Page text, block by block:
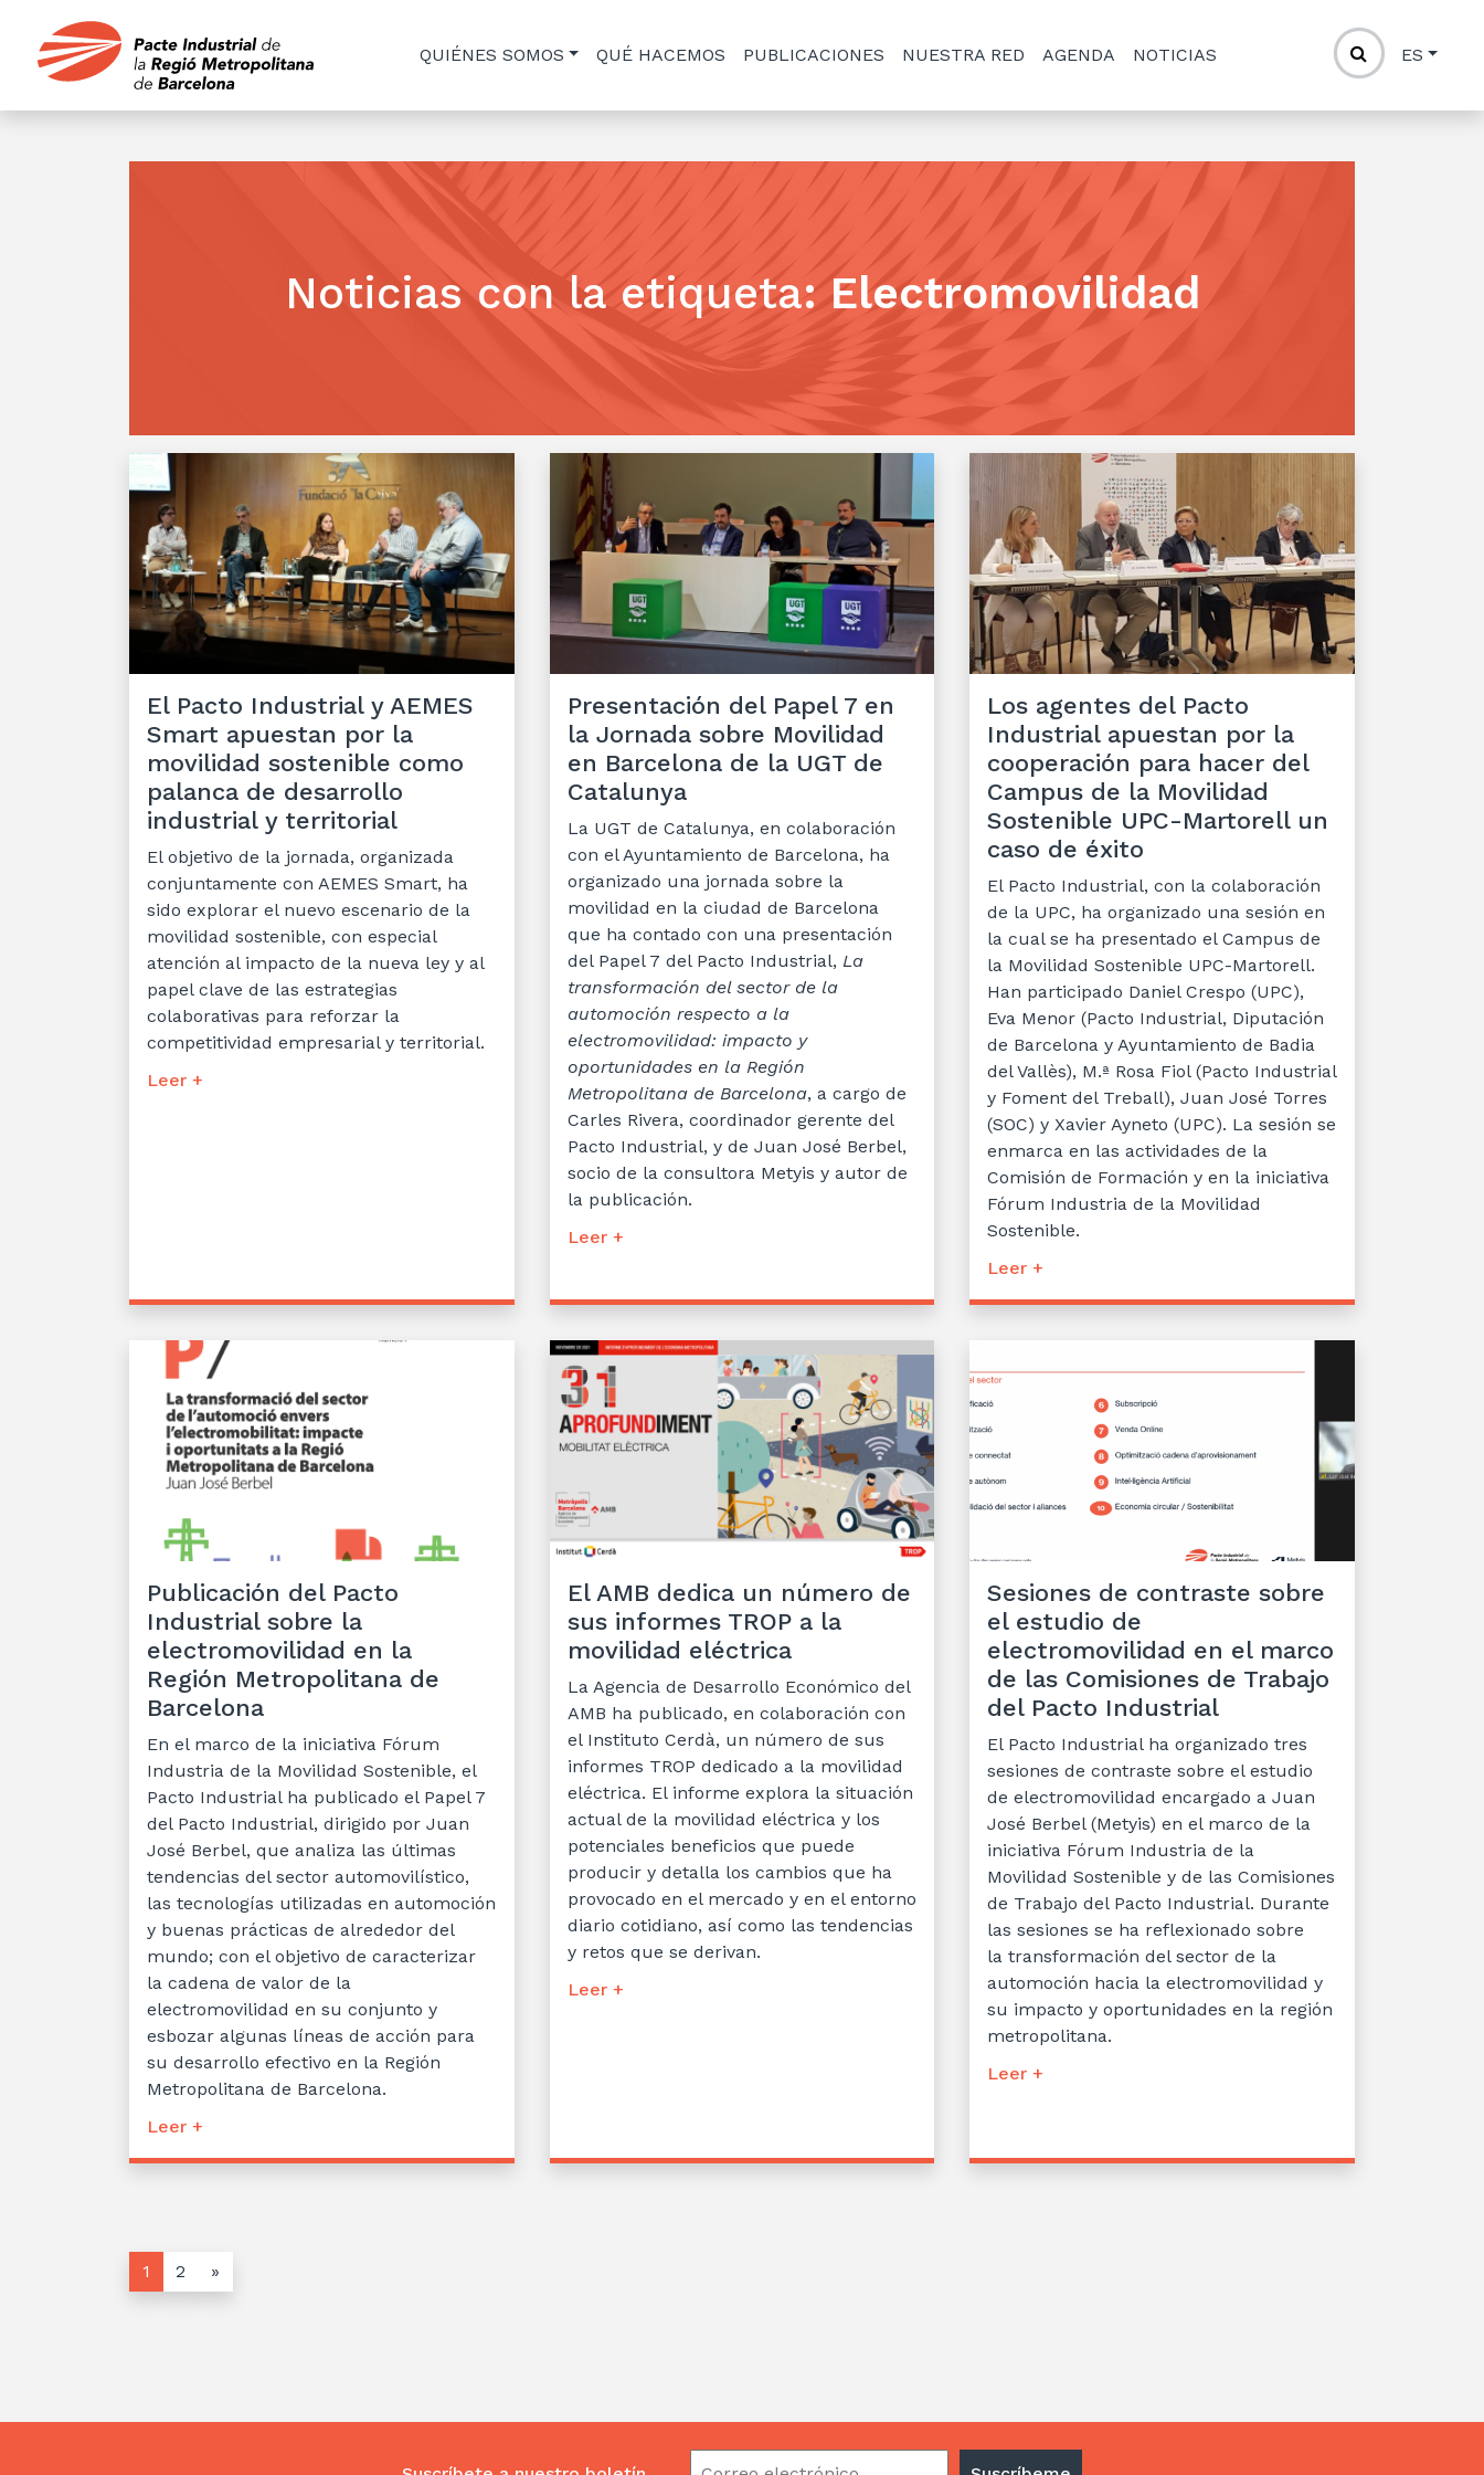
QUIÉNES SOMOS QUÉ HACEMOS PUBLICACIONES NUESTRA RED AGENDA NOTICIAS ES
Noticias con la etiqueta: Electromovilidad
El Pacto Industrial y AEMES
Smart apuestan por la
movilidad sostenible como
palanca de desarrollo
industrial y territorial
El objetivo de la jornada, organizada
conjuntamente con AEMES Smart, ha
sido explorar el nuevo escenario de la
movilidad sostenible, con especial
atención al impacto de la nueva ley y al
papel clave de las estrategias
colaborativas para reforzar la
competitividad empresarial y territorial.
Leer +
Presentación del Papel 7 en
la Jornada sobre Movilidad
en Barcelona de la UGT de
Catalunya
La UGT de Catalunya, en colaboración
con el Ayuntamiento de Barcelona, ha
organizado una jornada sobre la
movilidad en la ciudad de Barcelona
que ha contado con una presentación
del Papel 7 del Pacto Industrial, La
transformación del sector de la
automoción respecto a la
electromovilidad: impacto y
oportunidades en la Región
Metropolitana de Barcelona, a cargo de
Carles Rivera, coordinador gerente del
Pacto Industrial, y de Juan José Berbel,
socio de la consultora Metyis y autor de
la publicación.
Leer +
Los agentes del Pacto
Industrial apuestan por la
cooperación para hacer del
Campus de la Movilidad
Sostenible UPC-Martorell un
caso de éxito
El Pacto Industrial, con la colaboración
de la UPC, ha organizado una sesión en
la cual se ha presentado el Campus de
la Movilidad Sostenible UPC-Martorell.
Han participado Daniel Crespo (UPC),
Eva Menor (Pacto Industrial, Diputación
de Barcelona y Ayuntamiento de Badia
del Vallès), M.ª Rosa Fiol (Pacto Industrial
y Foment del Treball), Juan José Torres
(SOC) y Xavier Ayneto (UPC). La sesión se
enmarca en las actividades de la
Comisión de Formación y en la iniciativa
Fórum Industria de la Movilidad
Sostenible.
Leer +
Publicación del Pacto
Industrial sobre la
electromovilidad en la
Región Metropolitana de
Barcelona
En el marco de la iniciativa Fórum
Industria de la Movilidad Sostenible, el
Pacto Industrial ha publicado el Papel 7
del Pacto Industrial, dirigido por Juan
José Berbel, que analiza las últimas
tendencias del sector automovilístico,
las tecnologías utilizadas en automoción
y buenas prácticas de alrededor del
mundo; con el objetivo de caracterizar
la cadena de valor de la
electromovilidad en su conjunto y
esbozar algunas líneas de acción para
su desarrollo efectivo en la Región
Metropolitana de Barcelona.
Leer +
El AMB dedica un número de
sus informes TROP a la
movilidad eléctrica
La Agencia de Desarrollo Económico del
AMB ha publicado, en colaboración con
el Instituto Cerdà, un número de sus
informes TROP dedicado a la movilidad
eléctrica. El informe explora la situación
actual de la movilidad eléctrica y los
potenciales beneficios que puede
producir y detalla los cambios que ha
provocado en el mercado y en el entorno
diario cotidiano, así como las tendencias
y retos que se derivan.
Leer +
Sesiones de contraste sobre
el estudio de
electromovilidad en el marco
de las Comisiones de Trabajo
del Pacto Industrial
El Pacto Industrial ha organizado tres
sesiones de contraste sobre el estudio
de electromovilidad encargado a Juan
José Berbel (Metyis) en el marco de la
iniciativa Fórum Industria de la
Movilidad Sostenible y de las Comisiones
de Trabajo del Pacto Industrial. Durante
las sesiones se ha reflexionado sobre
la transformación del sector de la
automoción hacia la electromovilidad y
su impacto y oportunidades en la región
metropolitana.
Leer +
1 2 »